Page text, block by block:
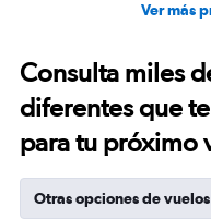
Ver más
Consulta miles
diferentes que
para tu próximo
Otras opciones de vuelos